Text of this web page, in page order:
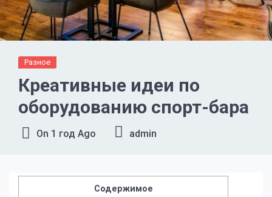
Разное
Креативные идеи по
оборудованию спорт-бара
On 1 год Ago admin
Содержимое